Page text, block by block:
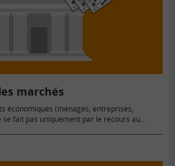
marchés
économiques (ménages, entreprises,
se fait pas uniquement par le recours au…